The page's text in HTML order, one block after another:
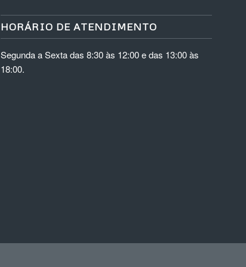
HORÁRIO DE ATENDIMENTO
Segunda a Sexta das 8:30 às 12:00 e das 13:00 às
18:00.